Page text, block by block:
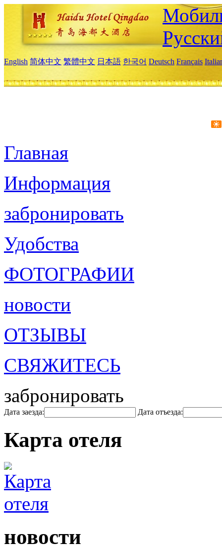
English 简体中文 繁體中文 日本語 한국어 Deutsch Français
Главная
Информация
забронировать
Удобства
ФОТОГРАФИИ
новости
ОТЗЫВЫ
СВЯЖИТЕСЬ
забронировать
Дата заезда: Дата отъезда:
Карта отеля
новости